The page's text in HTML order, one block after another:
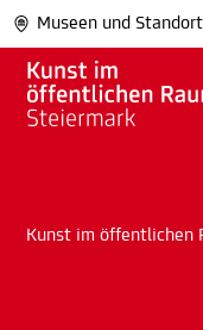
Museen und
Kunst im öffentlichen